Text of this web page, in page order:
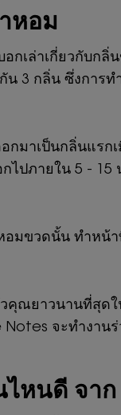
หอม
กเล่าเกี่ยวกับก
3 กลิ่น ซึ่งการ
กมาเป็นกลิ่นแร
ไปภายใน 5 - 15
มขวดนั้น ทำหน้
คุณยาวนานที่สุด
จะทำงาน
หนดี จาก